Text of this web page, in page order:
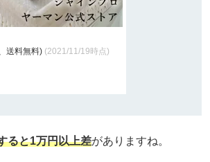
送料無料) (2021/11/19時点)
ると1万円以上差がありますね。